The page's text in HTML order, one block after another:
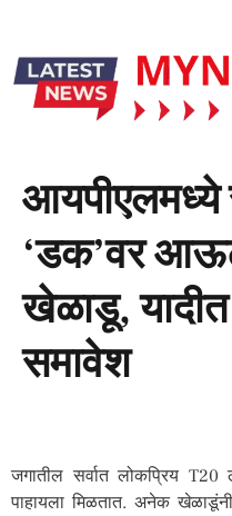
आयपीएलमध्ये
‘डक’वर
खेळाडू, यादीत
समावेश
जगातील सर्वात लोकप्रिय
पाहायला मिळतात. अनेक